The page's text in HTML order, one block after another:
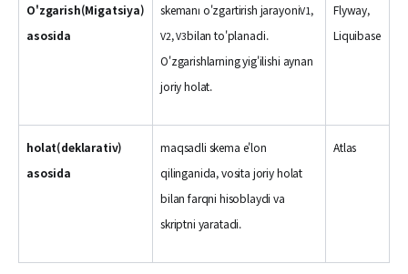
O'zgarish(Migatsiya)
asosida
skemanı o'zgartirish jarayoniV1 ,
V2,V3bilan to'planadi.
O'zgarishlarning yig'ilishi aynan
joriy holat.
Flyway,
Liquibase
holat(deklarativ)
asosida
maqsadli skema e'lon
qilinganida, vosita joriy holat
bilan farqni hisoblaydi va
skriptni yaratadi.
Atlas